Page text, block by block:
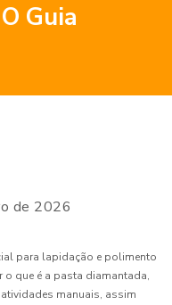
Guia
de 2026
para lapidação e polimento
o que é a pasta diamantada,
manuais, assim